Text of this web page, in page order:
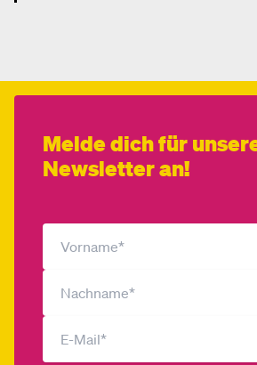
Melde dich für
Newsletter an!